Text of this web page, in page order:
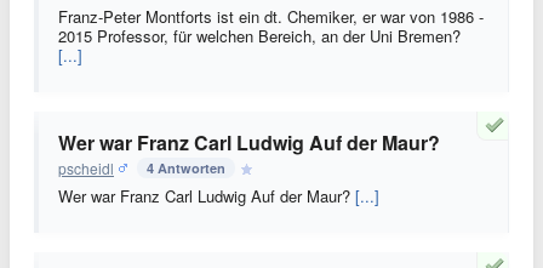
Franz-Peter Montforts ist ein dt. Chemiker, er war von 1986 -
2015 Professor, für welchen Bereich, an der Uni Bremen?
[...]
Wer war Franz Carl Ludwig Auf der Maur?
pscheidl 4 Antworten
Wer war Franz Carl Ludwig Auf der Maur? [...]